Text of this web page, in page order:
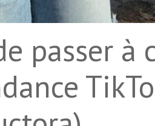
passer à